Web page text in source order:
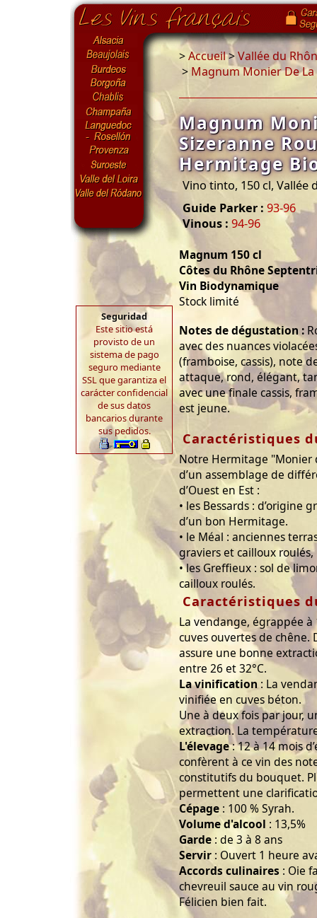
Seguridad
Este sitio está
provisto de un
sistema de pago
seguro mediante
SSL que garantiza el
carácter confidencial
de sus datos
bancarios durante
sus pedidos.
>Accueil>Vallée du
> Magnum Monier De
Magnum
Sizeranne
Hermitage
Vino tinto, 150 cl, Vallée
Guide Parker : 93-96
Vinous : 94-96
Magnum 150 cl
Côtes du Rhône
Vin Biodynamique
Stock limité
Notes de dégustation :
avec des nuances
(framboise, cassis), note
attaque, rond, élégant,
avec une finale cassis,
est jeune.
Caractéristiques
Notre Hermitage "Monier
d’un assemblage de
d’Ouest en Est :
• les Bessards : d’origine
d’un bon Hermitage.
• le Méal : anciennes
graviers et cailloux
• les Greffieux : sol de
cailloux roulés.
Caractéristiques
La vendange, égrappée à
cuves ouvertes de chêne.
assure une bonne
entre 26 et 32°C.
La vinification: La
vinifiée en cuves béton.
Une à deux fois par jour,
extraction. La
L'élevage: 12 à 14 mois
confèrent à ce vin des
constitutifs du bouquet.
permettent une
Cépage : 100 % Syrah.
Volume d'alcool : 13,5%
Garde : de 3 à 8 ans
Servir : Ouvert 1 heure
Accords culinaires : Oie
chevreuil sauce au vin
Félicien bien fait.